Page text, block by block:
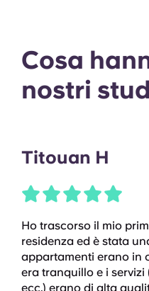
Cosa
nostri
Titouan H
Ho trascorso il mio
residenza ed è stata
appartamenti erano in
era tranquillo e i
ecc.) erano di alta